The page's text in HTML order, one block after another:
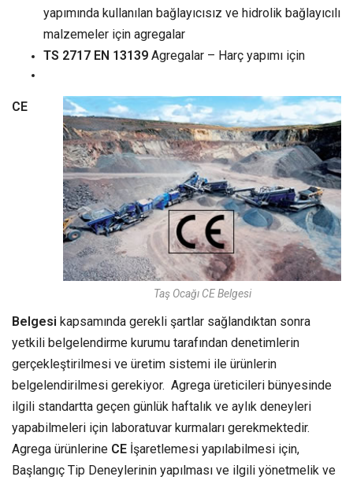
yapımında kullanılan bağlayıcısız ve hidrolik bağlayıcılı
malzemeler için agregalar
TS 2717 EN 13139 Agregalar – Harç yapımı için
Taş Ocağı CE Belgesi
CE
Belgesi kapsamında gerekli şartlar sağlandıktan sonra
yetkili belgelendirme kurumu tarafından denetimlerin
gerçekleştirilmesi ve üretim sistemi ile ürünlerin
belgelendirilmesi gerekiyor. Agrega üreticileri bünyesinde
ilgili standartta geçen günlük haftalık ve aylık deneyleri
yapabilmeleri için laboratuvar kurmaları gerekmektedir.
Agrega ürünlerine CE İşaretlemesi yapılabilmesi için,
Başlangıç Tip Deneylerinin yapılması ve ilgili yönetmelik ve